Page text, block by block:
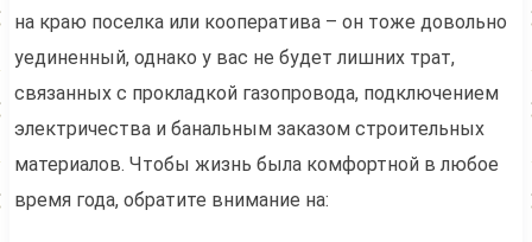
на краю поселка или кооператива – он тоже довольно
уединенный, однако у вас не будет лишних трат,
связанных с прокладкой газопровода, подключением
электричества и банальным заказом строительных
материалов. Чтобы жизнь была комфортной в любое
время года, обратите внимание на: